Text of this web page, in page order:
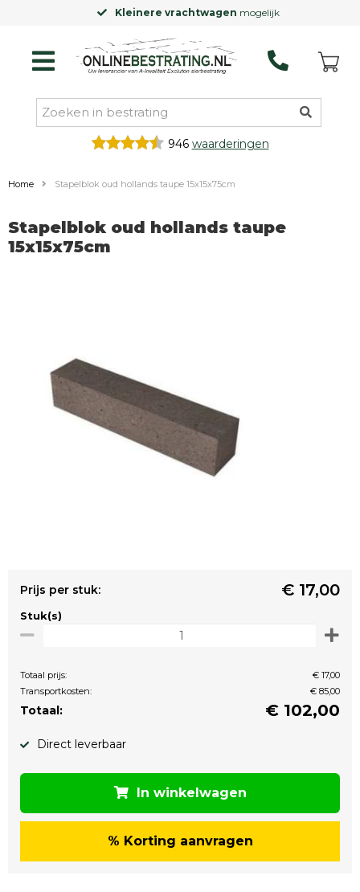
Kleinere vrachtwagenmogelijk
946 waarderingen
Home Stapelblok oud hollands taupe 15x15x75cm
Stapelblok oud hollands taupe
15x15x75cm
Prijs per stuk: € 17,00
Stuk(s)
Totaal prijs:
€ 17,00
Transportkosten:
€ 85,00
Totaal: € 102,00
Direct leverbaar
In winkelwagen
% Korting aanvragen